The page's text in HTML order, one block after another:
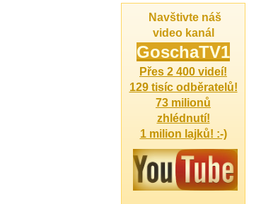
Navštivte náš
video kanál
GoschaTV1
Přes 2 400 videí!
129 tisíc odběratelů!
73 milionů
zhlédnutí!
1 milion lajků! :-)